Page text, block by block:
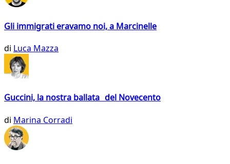
Gli immigrati eravamo noi, a Marcinelle
di Luca Mazza
Guccini, la nostra ballata del Novecento
di Marina Corradi